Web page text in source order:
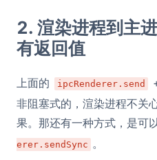
2. 渲染进程到主
有返回值
上面的 ipcRenderer.send
非阻塞式的，渲染进程不关
果。那还有一种方式，是可
erer.sendSync 。